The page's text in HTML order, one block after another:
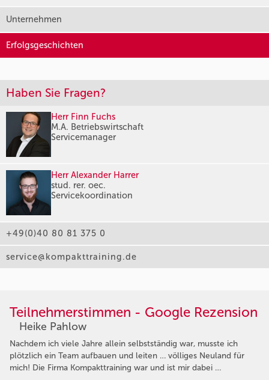
Unternehmen
Erfolgsgeschichten
Haben Sie Fragen?
Herr Finn Fuchs
M.A. Betriebswirtschaft
Servicemanager
Herr Alexander Harrer
stud. rer. oec.
Servicekoordination
+49(0)40 80 81 375 0
service@kompakttraining.de
Teilnehmerstimmen - Google Rezension
Heike Pahlow
Nachdem ich viele Jahre allein selbstständig war, musste ich
plötzlich ein Team aufbauen und leiten … völliges Neuland für
mich! Die Firma Kompakttraining war und ist mir dabei …